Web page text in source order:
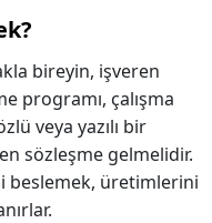
bireyin, işveren
programı, çalışma
veya yazılı bir
sözleşme gelmelidir.
beslemek, üretimlerini